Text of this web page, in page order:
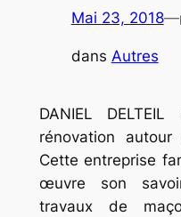
Mai 23, 2018—
dans Autres
DANIEL
rénovation
Cette entreprise
œuvre son
travaux de